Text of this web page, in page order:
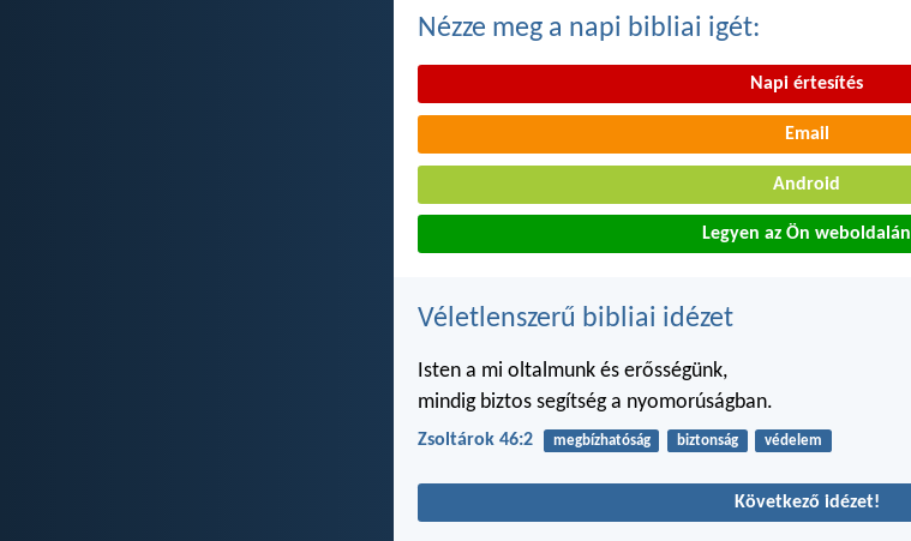
Nézze meg a napi bibliai igét:
Napi értesítés
Email
Android
Legyen az Ön weboldalán
Véletlenszerű bibliai idézet
Isten a mi oltalmunk és erősségünk,
mindig biztos segítség a nyomorúságban.
Zsoltárok 46:2 megbízhatóság biztonság védelem
Következő idézet!